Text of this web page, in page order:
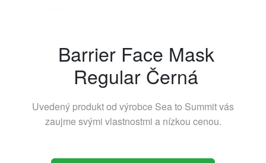
Barrier Face Mask
Regular Černá
Uvedený produkt od výrobce Sea to Summitvás
zaujme svými vlastnostmi a nízkou cenou.